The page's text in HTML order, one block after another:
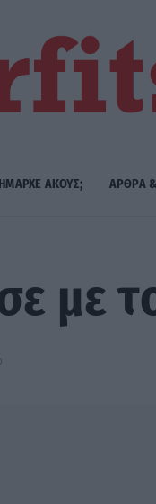
ΑΚΟΥΣ; ΑΡΘΡΑ
με